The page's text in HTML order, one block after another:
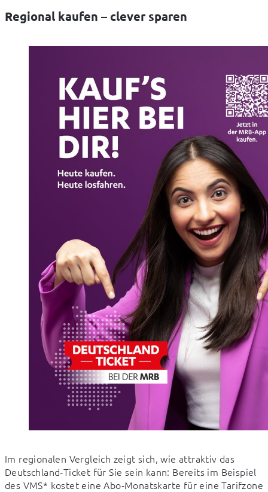
Regional kaufen – clever sparen
Im regionalen Vergleich zeigt sich, wie attraktiv das
Deutschland‑Ticket für Sie sein kann: Bereits im Beispiel
des VMS* kostet eine Abo‑Monatskarte für eine Tarifzone